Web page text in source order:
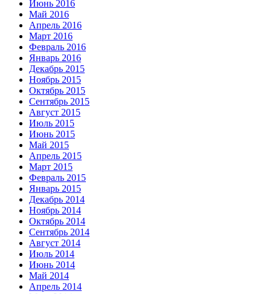
Июнь 2016
Май 2016
Апрель 2016
Март 2016
Февраль 2016
Январь 2016
Декабрь 2015
Ноябрь 2015
Октябрь 2015
Сентябрь 2015
Август 2015
Июль 2015
Июнь 2015
Май 2015
Апрель 2015
Март 2015
Февраль 2015
Январь 2015
Декабрь 2014
Ноябрь 2014
Октябрь 2014
Сентябрь 2014
Август 2014
Июль 2014
Июнь 2014
Май 2014
Апрель 2014